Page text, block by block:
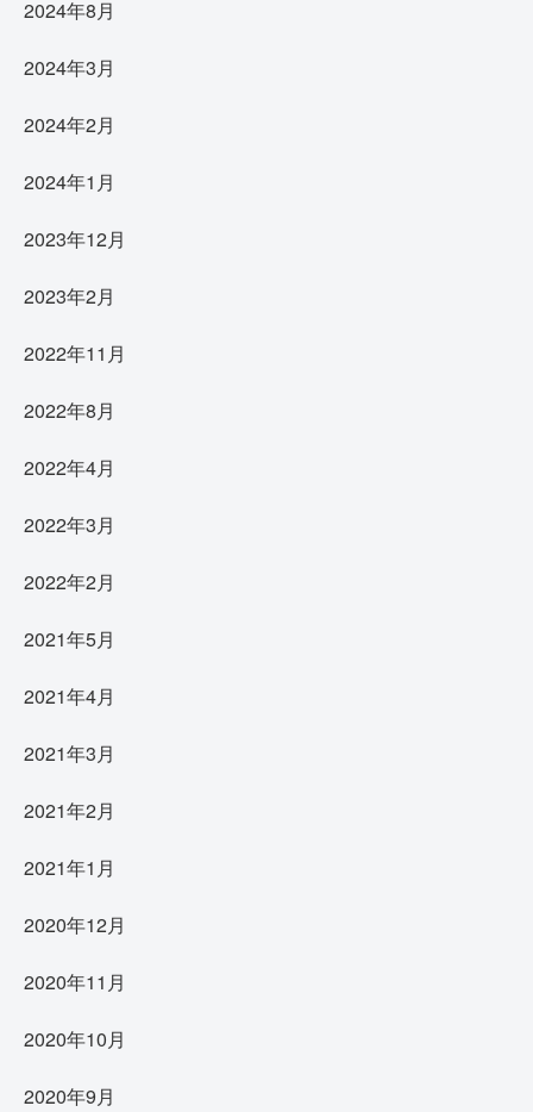
2024年8月
2024年3月
2024年2月
2024年1月
2023年12月
2023年2月
2022年11月
2022年8月
2022年4月
2022年3月
2022年2月
2021年5月
2021年4月
2021年3月
2021年2月
2021年1月
2020年12月
2020年11月
2020年10月
2020年9月